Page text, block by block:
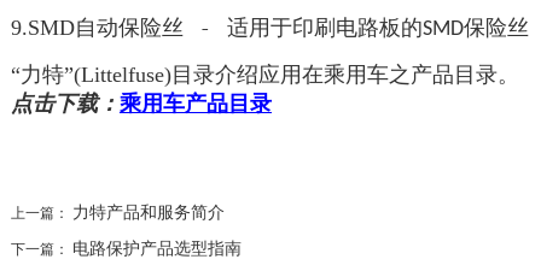
9.SMD自动保险丝 - 适用于印刷电路板的SMD保险丝
“力特”(Littelfuse)目录介绍应用在乘用车之产品目录。
点击下载： 乘用车产品目录
上一篇： 力特产品和服务简介
下一篇： 电路保护产品选型指南